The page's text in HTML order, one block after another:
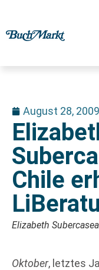
August 28, 2009
Chile
Elizabeth
Oktober, letztes